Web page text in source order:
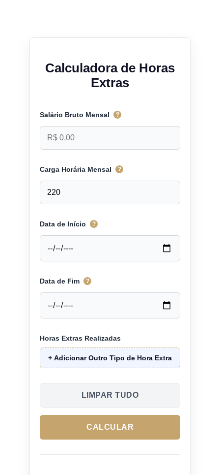
Calculadora de Horas
Extras
Salário Bruto Mensal ?
Carga Horária Mensal ?
Data de Início ?
Data de Fim ?
Horas Extras Realizadas
+ Adicionar Outro Tipo de Hora Extra
LIMPAR TUDO
CALCULAR